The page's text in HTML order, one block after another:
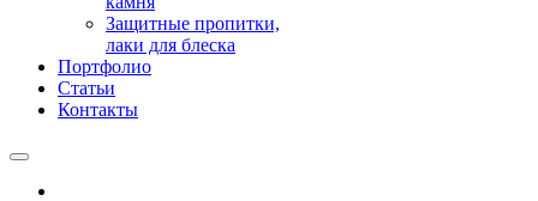
Защитные пропитки,
лаки для блеска
Портфолио
Статьи
Контакты